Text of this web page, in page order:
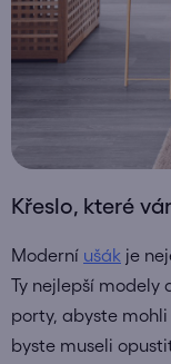
Křeslo, které
Moderní ušák je
Ty nejlepší modely
porty, abyste
byste museli